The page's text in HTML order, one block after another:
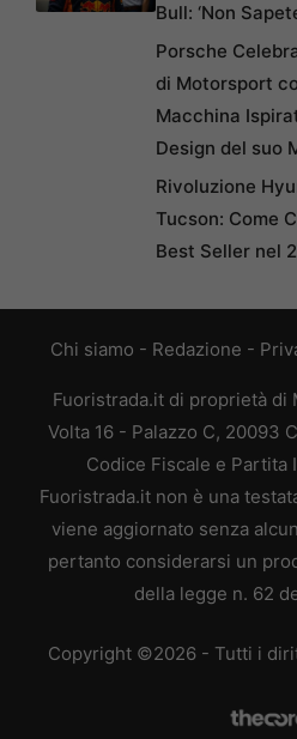
Bull: ‘Non
Porsche
di Motorsport
Macchina
Design del suo
Rivoluzione
Tucson: Come
Best Seller nel
Chi siamo - Redazione -
Fuoristrada.it di proprietà di
Volta 16 - Palazzo C, 20093
Codice Fiscale e Partita
Fuoristrada.it non è una
viene aggiornato senza
pertanto considerarsi un
della legge n. 62
Copyright ©2026 - Tutti i